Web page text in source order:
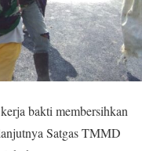
bakti membersihkan
Satgas TMMD